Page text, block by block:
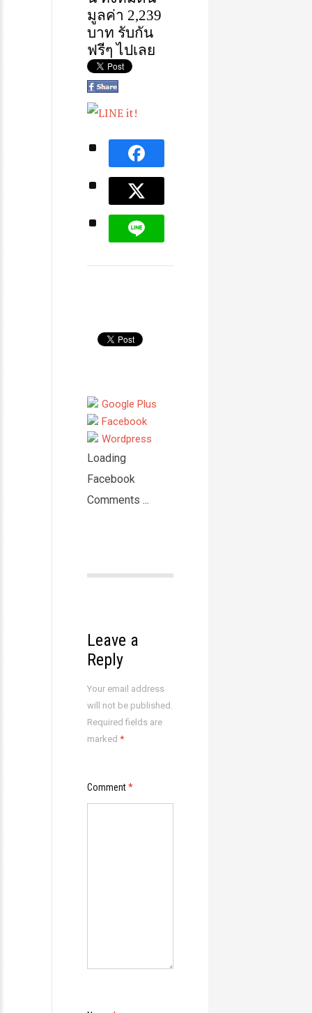
มูลค่า 2,239
บาท รับกัน
ฟรีๆ ไปเลย
Google Plus
Facebook
Wordpress
Loading
Facebook
Comments ...
Leave a
Reply
Your email address
will not be published.
Required fields are
marked *
Comment*